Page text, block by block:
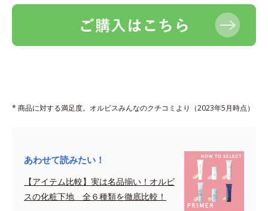
* 商品に対する満足度。オルビスみんなのクチコミより（2023年5月時点）
あわせて読みたい！
【アイテム比較】実は名品揃い！オルビ
スの化粧下地 全６種類を徹底比較！